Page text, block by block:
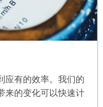
应有的效率。我们的
来的变化可以快速计